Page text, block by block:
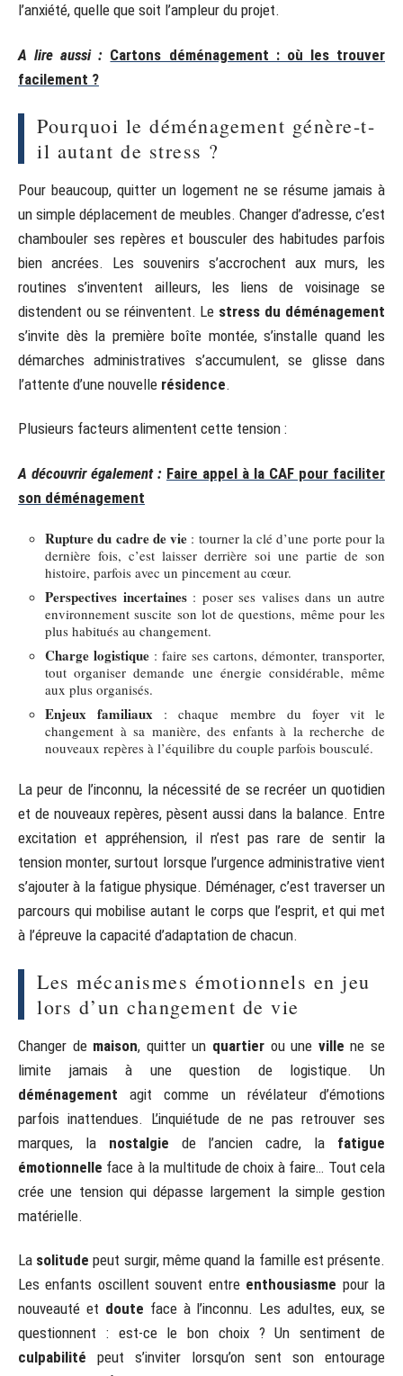
l’anxiété, quelle que soit l’ampleur du projet.
A lire aussi : Cartons déménagement : où les trouver
facilement ?
Pourquoi le déménagement génère-t-
il autant de stress ?
Pour beaucoup, quitter un logement ne se résume jamais à
un simple déplacement de meubles. Changer d’adresse, c’est
chambouler ses repères et bousculer des habitudes parfois
bien ancrées. Les souvenirs s’accrochent aux murs, les
routines s’inventent ailleurs, les liens de voisinage se
distendent ou se réinventent. Le stress du déménagement
s’invite dès la première boîte montée, s’installe quand les
démarches administratives s’accumulent, se glisse dans
l’attente d’une nouvelle résidence.
Plusieurs facteurs alimentent cette tension :
A découvrir également : Faire appel à la CAF pour faciliter
son déménagement
Rupture du cadre de vie : tourner la clé d’une porte pour la
dernière fois, c’est laisser derrière soi une partie de son
histoire, parfois avec un pincement au cœur.
Perspectives incertaines: poser ses valises dans un autre
environnement suscite son lot de questions, même pour les
plus habitués au changement.
Charge logistique : faire ses cartons, démonter, transporter,
tout organiser demande une énergie considérable, même
aux plus organisés.
Enjeux familiaux : chaque membre du foyer vit le
changement à sa manière, des enfants à la recherche de
nouveaux repères à l’équilibre du couple parfois bousculé.
La peur de l’inconnu, la nécessité de se recréer un quotidien
et de nouveaux repères, pèsent aussi dans la balance. Entre
excitation et appréhension, il n’est pas rare de sentir la
tension monter, surtout lorsque l’urgence administrative vient
s’ajouter à la fatigue physique. Déménager, c’est traverser un
parcours qui mobilise autant le corps que l’esprit, et qui met
à l’épreuve la capacité d’adaptation de chacun.
Les mécanismes émotionnels en jeu
lors d’un changement de vie
Changer de maison, quitter un quartier ou une ville ne se
limite jamais à une question de logistique. Un
déménagement agit comme un révélateur d’émotions
parfois inattendues. L’inquiétude de ne pas retrouver ses
marques, la nostalgie de l’ancien cadre, la fatigue
émotionnelle face à la multitude de choix à faire… Tout cela
crée une tension qui dépasse largement la simple gestion
matérielle.
La solitude peut surgir, même quand la famille est présente.
Les enfants oscillent souvent entre enthousiasme pour la
nouveauté et doute face à l’inconnu. Les adultes, eux, se
questionnent : est-ce le bon choix ? Un sentiment de
culpabilité peut s’inviter lorsqu’on sent son entourage